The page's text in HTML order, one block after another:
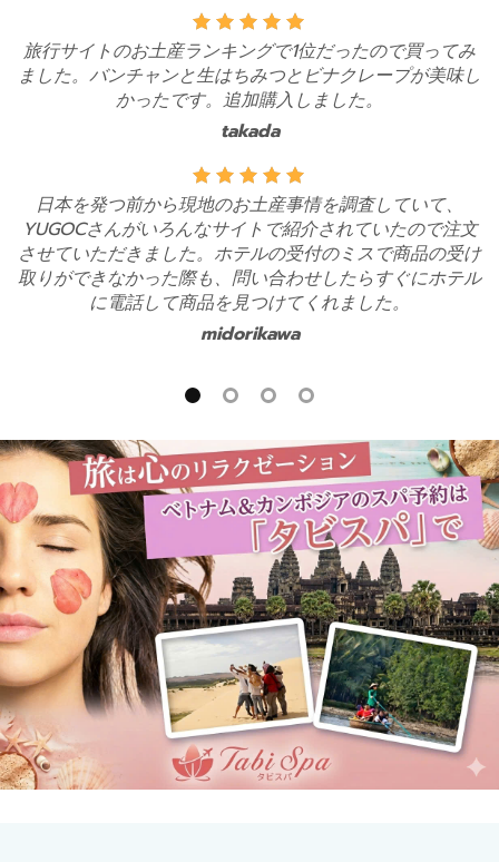
旅行サイトのお土産ランキングで1位だったので買ってみ
ました。バンチャンと生はちみつとビナクレープが美味し
かったです。追加購入しました。
takada
日本を発つ前から現地のお土産事情を調査していて、
YUGOCさんがいろんなサイトで紹介されていたので注文
させていただきました。ホテルの受付のミスで商品の受け
取りができなかった際も、問い合わせしたらすぐにホテル
に電話して商品を見つけてくれました。
midorikawa